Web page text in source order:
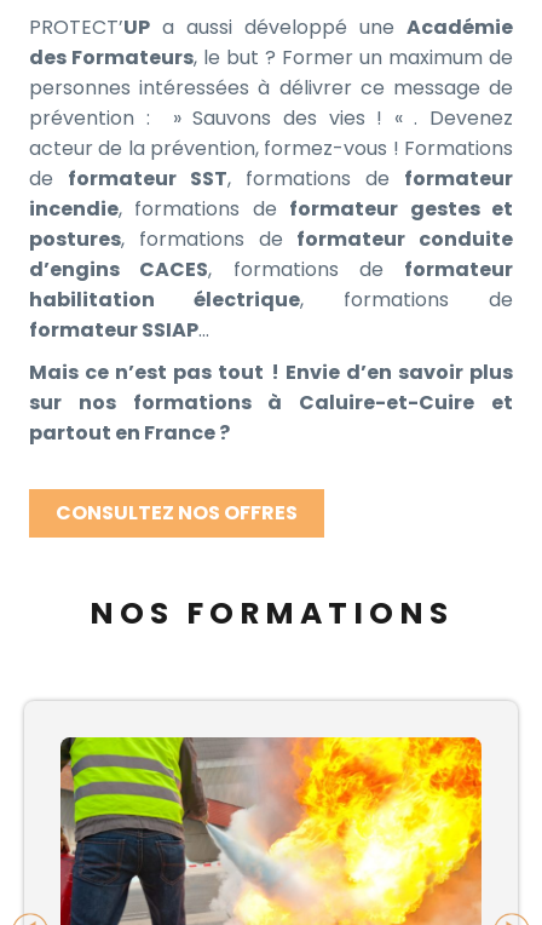
PROTECT’UP a aussi développé une Académie
des Formateurs, le but ? Former un maximum de
personnes intéressées à délivrer ce message de
prévention : » Sauvons des vies ! « . Devenez
acteur de la prévention, formez-vous ! Formations
de formateur SST, formations de formateur
incendie, formations de formateur gestes et
postures, formations de formateur conduite
d’engins CACES, formations de formateur
habilitation électrique, formations de
formateur SSIAP…
Mais ce n’est pas tout ! Envie d’en savoir plus
sur nos formations à Caluire-et-Cuire et
partout en France ?
CONSULTEZ NOS OFFRES
NOS FORMATIONS